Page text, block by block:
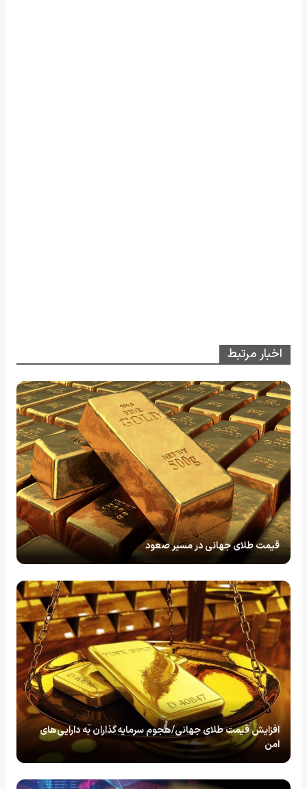
اخبار مرتبط
قیمت طلای جهانی در مسیر صعود
افزایش قیمت طلای جهانی/هجوم سرمایه‌گذاران به دارایی‌های
امن